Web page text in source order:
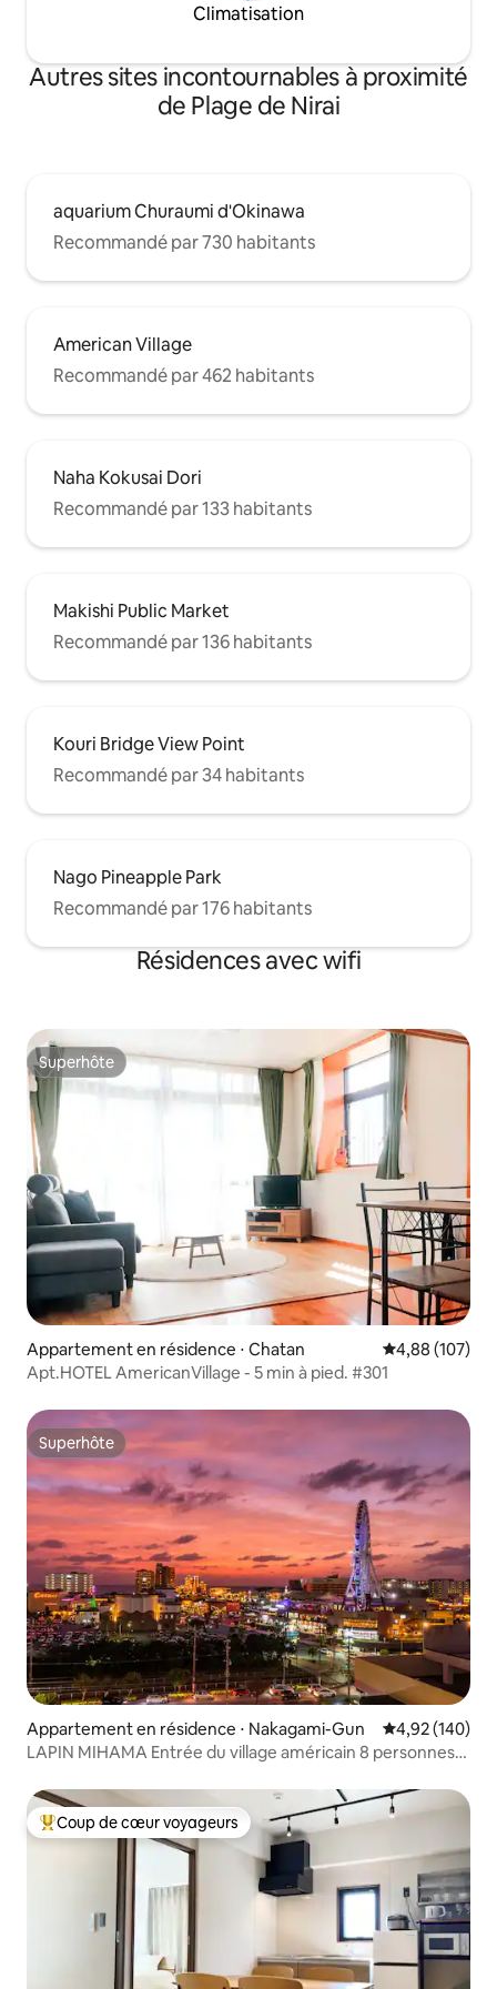
du balcon du deuxième étage est large.
se trouve une falaise. Veuillez le
comprendre lors de la réservation pour
les enfants de 12 ans ou moins.
minutes en
point de départ
Climatisation
Autres sites incontournables à proximité
de Plage de Nirai
aquarium Churaumi d'Okinawa
Recommandé par 730 habitants
American Village
Recommandé par 462 habitants
Naha Kokusai Dori
Recommandé par 133 habitants
Makishi Public Market
Recommandé par 136 habitants
Kouri Bridge View Point
Recommandé par 34 habitants
Nago Pineapple Park
Recommandé par 176 habitants
Résidences avec wifi
Superhôte
Superhôte
Appartement en résidence ⋅ Chatan Évaluation
4,88 (107)
Apt.HOTEL AmericanVillage - 5 min à pied. #301
Superhôte
Superhôte
Appartement en résidence ⋅ Nakagami-Gun Évaluation
4,92 (140)
LAPIN MIHAMA Entrée du village américain 8 personnes
Coups de cœur voyageurs les plus appréciés
Coup de cœur voyageurs